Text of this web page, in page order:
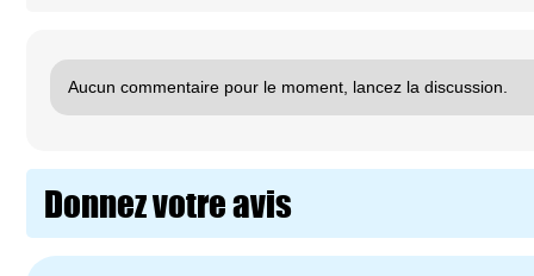
Aucun commentaire pour le moment, lancez la discussion.
Donnez votre avis